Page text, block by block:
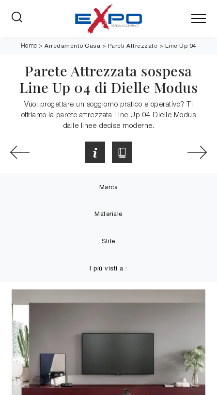
Home > Arredamento Casa > Pareti Attrezzate > Line Up 04
Parete Attrezzata sospesa
Line Up 04 di Dielle Modus
Vuoi progettare un soggiorno pratico e operativo? Ti
offriamo la parete attrezzata Line Up 04 Dielle Modus
dalle linee decise moderne.
Marca
Materiale
Stile
I più visti a :